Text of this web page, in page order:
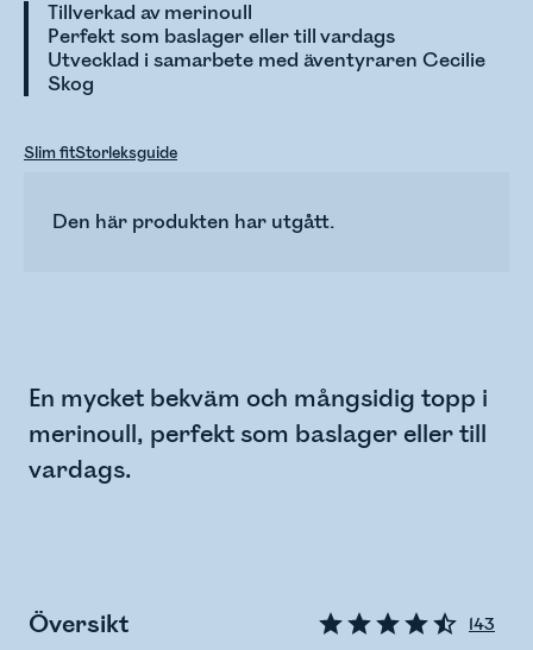
Tillverkad av merinoull
Perfekt som baslager eller till vardags
Utvecklad i samarbete med äventyraren Cecilie
Skog
Slim fitStorleksguide
Den här produkten har utgått.
En mycket bekväm och mångsidig topp i
merinoull, perfekt som baslager eller till
vardags.
Översikt 143